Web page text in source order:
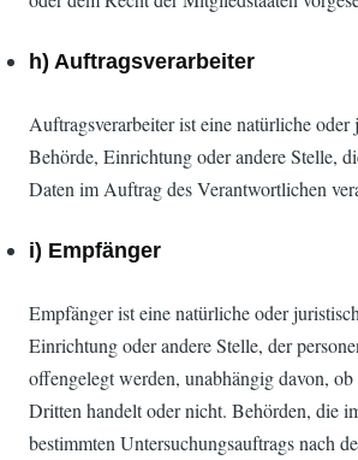
h) Auftragsverarbeiter
Auftragsverarbeiter ist eine natürliche oder
Behörde, Einrichtung oder andere Stelle,
Daten im Auftrag des Verantwortlichen
i) Empfänger
Empfänger ist eine natürliche oder
Einrichtung oder andere Stelle, der
offengelegt werden, unabhängig davon,
Dritten handelt oder nicht. Behörden, die
bestimmten Untersuchungsauftrags nach